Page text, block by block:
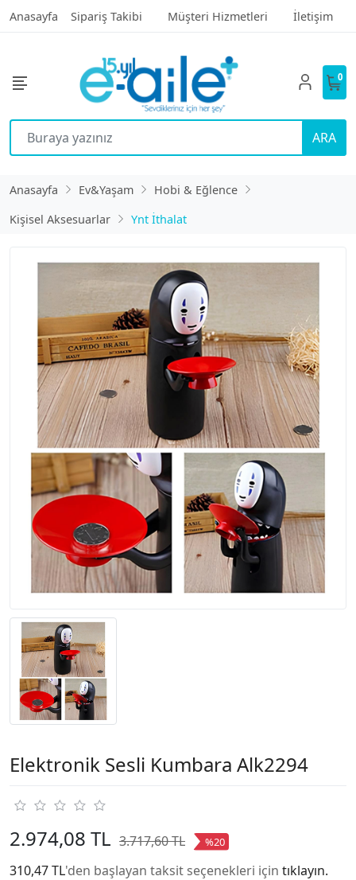
Anasayfa Sipariş Takibi Müşteri Hizmetleri İletişim
ARA
0
Anasayfa Ev&Yaşam
Hobi & Eğlence
Kişisel Aksesuarlar
Ynt İthalat
Elektronik Sesli Kumbara Alk2294
2.974,08 TL 3.717,60 TL %20
310,47 TL'den başlayan taksit seçenekleri için tıklayın.